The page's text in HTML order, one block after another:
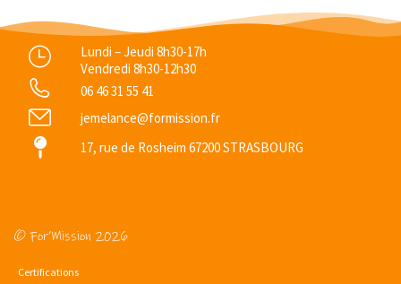
Lundi – Jeudi 8h30-17h
Vendredi 8h30-12h30
06 46 31 55 41
jemelance@formission.fr
17, rue de Rosheim 67200 STRASBOURG
© For’Mission 2026
Certifications